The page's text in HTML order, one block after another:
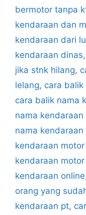
bermotor tanpa
kendaraan dan
kendaraan dari
kendaraan dinas,
jika stnk hilang,
lelang, cara
cara balik nama
nama
nama kendaraan
kendaraan
kendaraan
kendaraan online
orang yang
kendaraan pt,